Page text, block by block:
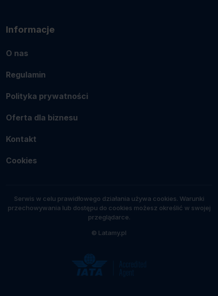
Informacje
O nas
Regulamin
Polityka prywatności
Oferta dla biznesu
Kontakt
Cookies
Serwis w celu prawidłowego działania używa cookies. Warunki
przechowywania lub dostępu do cookies możesz określić w swojej
przeglądarce.
© Latamy.pl